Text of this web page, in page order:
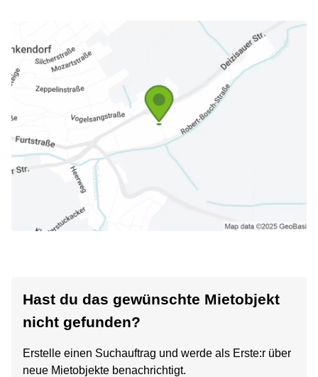
Hast du das gewünschte Mietobjekt
nicht gefunden?
Erstelle einen Suchauftrag und werde als Erste:r über
neue Mietobjekte benachrichtigt.